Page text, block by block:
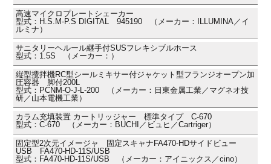
高速マイクロプレートシェーカー
型式：H.S.M-P.S DIGITAL 945190 （メーカー：ILLUMINA／イ
ルミナ）
サニタリーヘルール継手付SUSフレキシブルホース
型式：1.5S （メーカー：）
縦型攪拌機RC型シールミキサー付ジャケット型フランジオープン加
圧容器 脚付200L
型式：PCNM-O-J-L-200 （メーカー：日東金属工業／マグネオ技
研／山本電機工業）
カラム充填装置 カートリッジャー 標準タイプ C-670
型式：C-670 （メーカー：BUCHI／ビュヒ／Cartriger）
固定型2次元イメージャ 固定スキャナFA470-HDサイドビュー
USB FA470-HD-11S/USB
型式：FA470-HD-11S/USB （メーカー：アイニックス／cino）